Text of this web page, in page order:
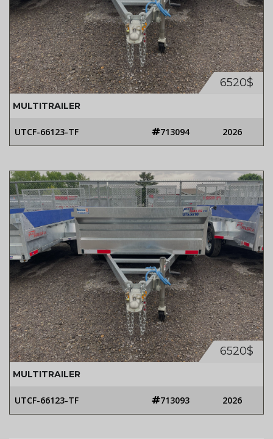
6520$
MULTITRAILER
UTCF-66123-TF 713094 2026
6520$
MULTITRAILER
UTCF-66123-TF 713093 2026